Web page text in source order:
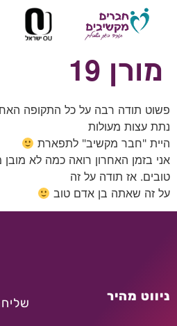
מורן 19
פשוט תודה רבה על כל התקופה
נתת עצות מעולות
היית "חבר מקשיב" לתפארת
אני בזמן האחרון רואה כמה לא
טובים. אז תודה על זה
על זה שאתה בן אדם טוב
ניווט מהיר